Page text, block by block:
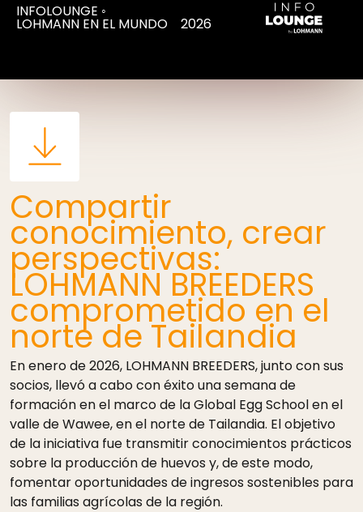
INFOLOUNGE ◦
LOHMANN EN EL MUNDO 2026
Compartir
conocimiento, crear
perspectivas:
LOHMANN BREEDERS
comprometido en el
norte de Tailandia
En enero de 2026, LOHMANN BREEDERS, junto con sus
socios, llevó a cabo con éxito una semana de
formación en el marco de la Global Egg School en el
valle de Wawee, en el norte de Tailandia. El objetivo
de la iniciativa fue transmitir conocimientos prácticos
sobre la producción de huevos y, de este modo,
fomentar oportunidades de ingresos sostenibles para
las familias agrícolas de la región.